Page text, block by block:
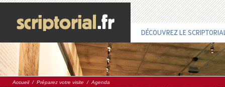
DÉCOUVREZ LE
Accueil/ Préparez votre visite / Agenda